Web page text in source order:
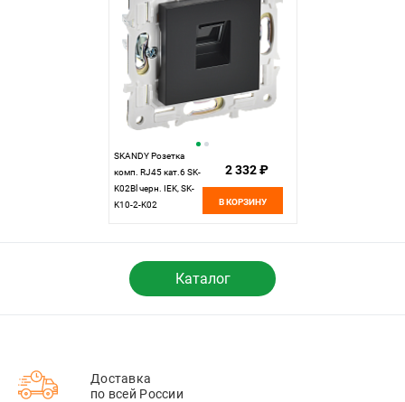
SKANDY Розетка
комп. RJ45 кат.6 SK-
K02Bl черн. IEK, SK-
K10-2-K02
2 332 ₽
В КОРЗИНУ
Каталог
Доставка
по всей России